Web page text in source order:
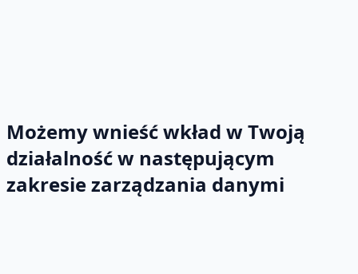
Możemy wnieść wkład w Twoją
działalność w następującym
zakresie zarządzania danymi